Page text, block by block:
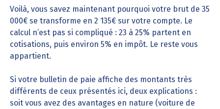
Voilà, vous savez maintenant pourquoi votre brut de 35
000€ se transforme en 2 135€ sur votre compte. Le
calcul n’est pas si compliqué : 23 à 25% partent en
cotisations, puis environ 5% en impôt. Le reste vous
appartient.
Si votre bulletin de paie affiche des montants très
différents de ceux présentés ici, deux explications :
soit vous avez des avantages en nature (voiture de